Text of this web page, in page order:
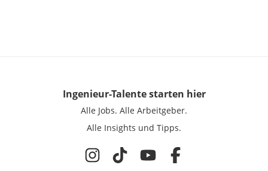
Ingenieur-Talentestarten hier
Alle Jobs. Alle Arbeitgeber.
Alle Insights und Tipps.